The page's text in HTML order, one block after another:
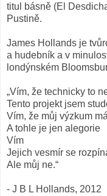
titul básně (El
Pustině.
James Hollands je
a hudebník a v
londýnském
„Vím, že technicky to
Tento projekt jsem
Vím, že můj výzkum
A tohle je jen alegorie
Vím
Jejich vesmír se
Ale můj ne.“
- J B L Hollands, 2012